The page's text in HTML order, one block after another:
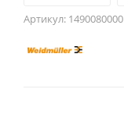
Артикул: 1490080000